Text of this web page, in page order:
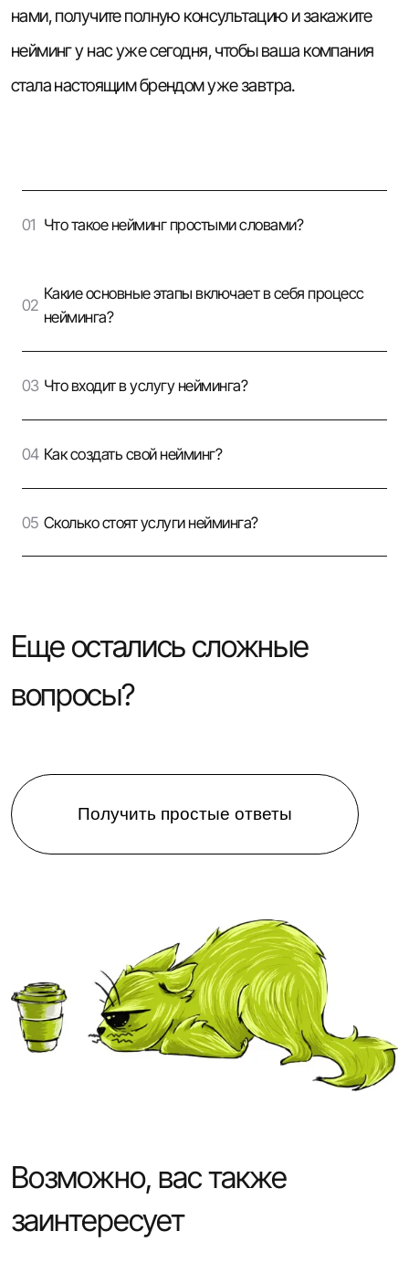
нами, получите полную консультацию и закажите
нейминг у нас уже сегодня, чтобы ваша компания
стала настоящим брендом уже завтра.
Что такое нейминг простыми словами?
Какие основные этапы включает в себя процесс
нейминга?
Что входит в услугу нейминга?
Как создать свой нейминг?
Сколько стоят услуги нейминга?
Еще остались сложные
вопросы?
Получить простые ответы
Возможно, вас также
заинтересует